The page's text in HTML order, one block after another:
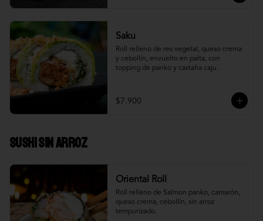
Saku
Roll relleno de res vegetal, queso crema
y cebollín, envuelto en palta, con
topping de panko y castaña caju .
$7.900
Sushi Sin Arroz
Oriental Roll
Roll relleno de Salmon panko, camarón,
queso crema, cebollín, sin arroz
tempurizado.